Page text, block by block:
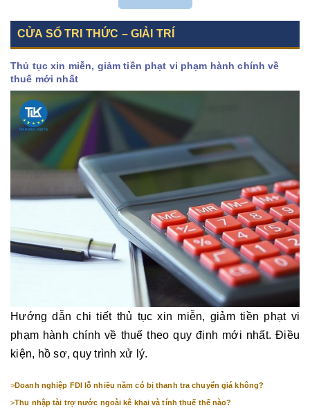
CỬA SỔ TRI THỨC – GIẢI TRÍ
Thủ tục xin miễn, giảm tiền phạt vi phạm hành chính về
thuế mới nhất
Hướng dẫn chi tiết thủ tục xin miễn, giảm tiền phạt vi
phạm hành chính về thuế theo quy định mới nhất. Điều
kiện, hồ sơ, quy trình xử lý.
>Doanh nghiệp FDI lỗ nhiều năm có bị thanh tra chuyển giá không?
>Thu nhập tài trợ nước ngoài kê khai và tính thuế thế nào?